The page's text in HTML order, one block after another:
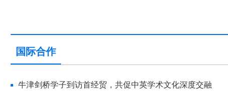
国际合作
牛津剑桥学子到访首经贸，共促中英学术文化深度交融